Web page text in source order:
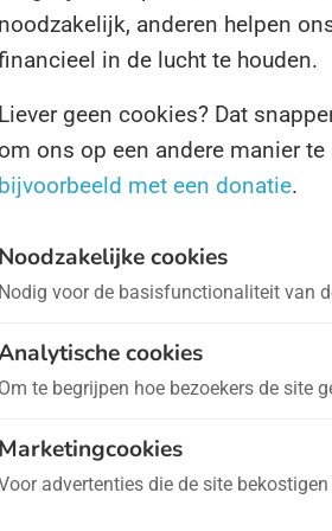
Apendag is een onofficiële
aandacht te vragen voor de
schattig ze zijn. Sommige
en tijdens de Dag
acties gehouden om aan de
om meer te leren over
informatie is te vinden op
noodzakelijk, anderen helpen
in de lucht te houden.
Liever geen cookies? Dat
om ons op een andere manier te
bijvoorbeeld met een donatie.
Noodzakelijke cookies
Nodig voor de basisfunctionaliteit van
cookies
Om te begrijpen hoe bezoekers de site
Marketingcookies
advertenties die de site bekostigen